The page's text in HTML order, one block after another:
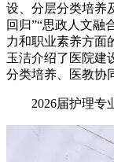
设、分层分类培养
回归”“思政人文融
力和职业素养方面
玉洁介绍了医院建
分类培养、医教协
2026届护理专